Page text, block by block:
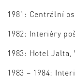
1981: Centrální
1982: Interiéry
1983: Hotel Jalta,
1983 – 1984: